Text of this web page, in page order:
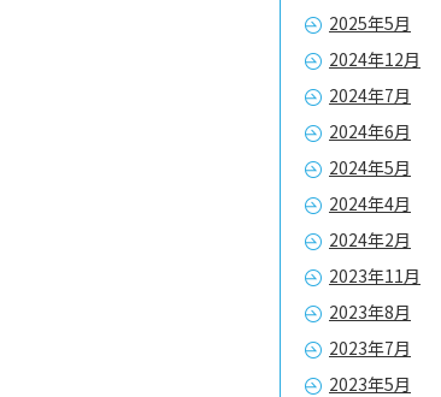
2025年5月
2024年12月
2024年7月
2024年6月
2024年5月
2024年4月
2024年2月
2023年11月
2023年8月
2023年7月
2023年5月